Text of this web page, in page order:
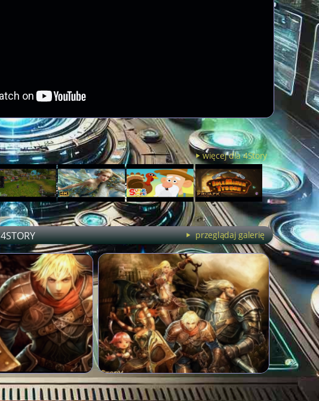
więcej dla 4Story
4STORY przeglądaj galerię